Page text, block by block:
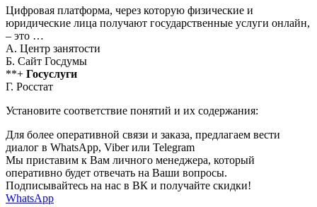
Цифровая платформа, через которую физические и
юридические лица получают государственные услуги онлайн,
– это …
А. Центр занятости
Б. Сайт Госдумы
**+ Госуслуги
Г. Росстат
Установите соответствие понятий и их содержания:
Для более оперативной связи и заказа, предлагаем вести
диалог в WhatsApp, Viber или Telegram
Мы приставим к Вам личного менеджера, который
оперативно будет отвечать на Ваши вопросы.
Подписывайтесь на нас в ВК и получайте скидки!
WhatsApp